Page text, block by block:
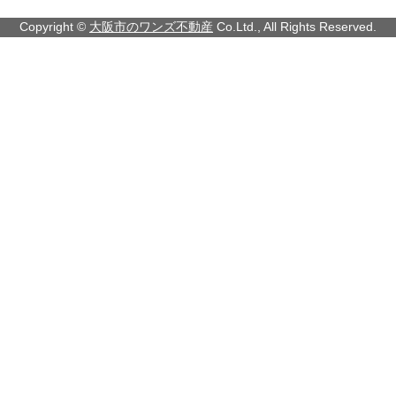
Copyright © 大阪市のワンズ不動産 Co.Ltd., All Rights Reserved.